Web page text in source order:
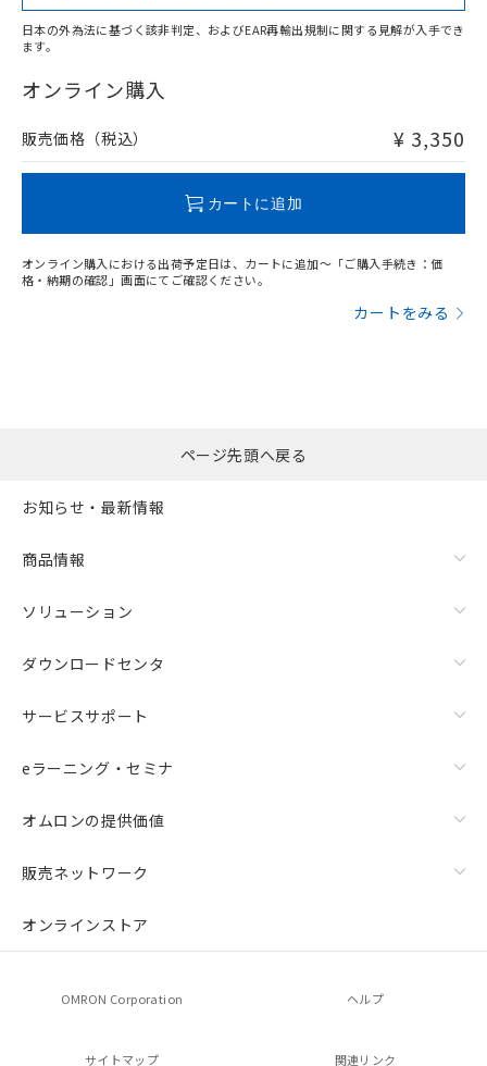
在庫等で未対応品が混在する可能性があります。
問い合わせください。
日本の外為法に基づく該非判定、およびEAR再輸出規制に関する見解が入手でき
ます。
オンライン購入
販売価格（税込） ¥ 3,350
カートに追加
オンライン購入における出荷予定日は、カートに追加～「ご購入手続き：価
格・納期の確認」画面にてご確認ください。
カートをみる
ページ先頭へ戻る
お知らせ・最新情報
商品情報
ソリューション
ダウンロードセンタ
サービスサポート
eラーニング・セミナ
オムロンの提供価値
販売ネットワーク
オンラインストア
OMRON Corporation ヘルプ
サイトマップ 関連リンク